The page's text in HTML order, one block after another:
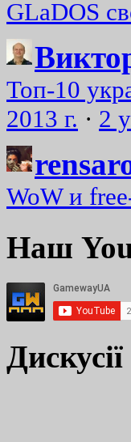
GLaDOS
Топ-10
2013 г. · 2
WoW и
Наш
Дискусії